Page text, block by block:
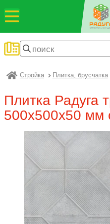
Радуга
Стройка Плитка, брусчатка
Плитка Радуга
500х500х50 мм